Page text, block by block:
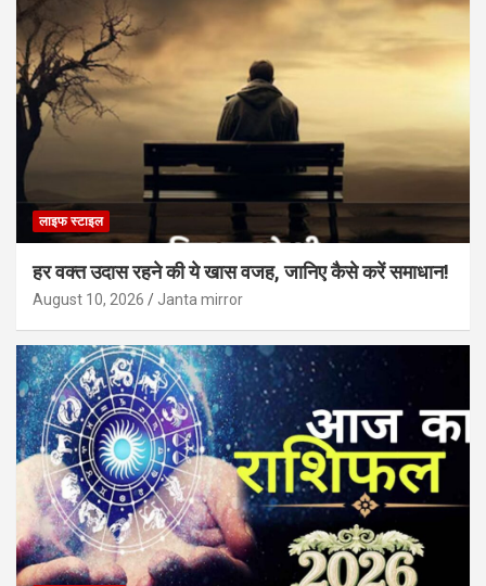
लाइफ स्टाइल
हर वक्त उदास रहने की ये खास वजह, जानिए कैसे करें समाधान!
August 10, 2026 Janta mirror